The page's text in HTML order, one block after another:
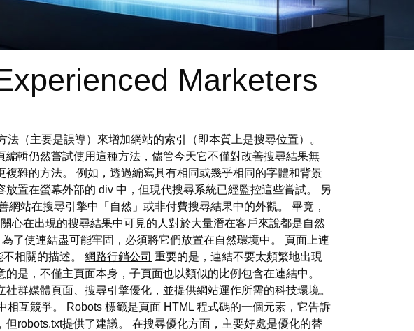
Marketers
（主要是誤導）來增加網站的索引（即本質上是搜尋位置）。
輯仍然嘗試使用這種方法，儘管今天它不僅對改善搜尋結果無
雜的方法。 例如，透過編寫具有相同或幾乎相同的字體和背景
置在螢幕外部的 div 中，但現代搜尋系統已經監控這些嘗試。 另
站在搜尋引擎中「自然」或非付費搜尋結果中的外觀。 畢竟，
心在出現的搜尋結果中可見的人對於大量潛在客戶來說都是自然
了使連結盡可能牢固，必須將它們放置在自然環境中。 頁面上連
相關的描述。 網路行銷公司 重要的是，連結不要太頻繁地出現
是，不僅主頁面本身，子頁面也以類似的比例包含在連結中。
群媒體頁面、搜尋引擎優化，並提供網站運作所需的科技環境。
互競爭。 Robots 標籤是頁面 HTML 程式碼的一個元素，它告訴
robots.txt提供了建議。 在搜尋優化方面，主要好處是優化的替